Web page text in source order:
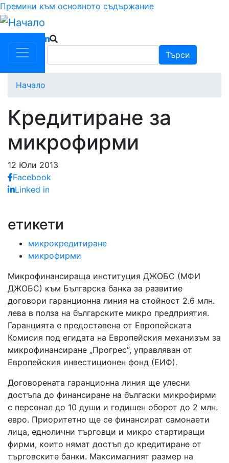
Премини към основното съдържание
Търси
Начало
Кредитиране за
микрофирми
12 Юли 2013
Facebook
Linked in
етикети
микрокредитиране
микрофирми
Микрофинансираща институция ДЖОБС (МФИ
ДЖОБС) към Българска банка за развитие
договори гаранционна линия на стойност 2.6 млн.
лева в полза на българските микро предприятия.
Гаранцията е предоставена от Европейската
Комисия под егидата на Европейския механизъм за
микрофинансиране „Прогрес“, управляван от
Европейския инвестиционен фонд (ЕИФ).
Договорената гаранционна линия ще улесни
достъпа до финансиране на бългаски микрофирми
с персонал до 10 души и годишен оборот до 2 млн.
евро. Приоритетно ще се финансират самонаети
лица, еднолични търговци и микро стартиращи
фирми, които нямат достъп до кредитиране от
търговските банки. Максималният размер на